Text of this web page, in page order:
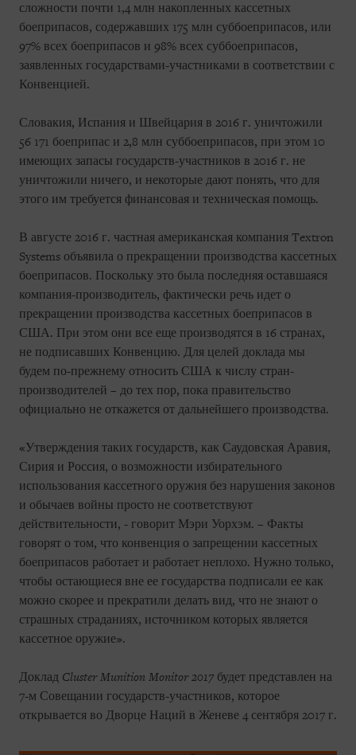
сложности почти 1,4 млн накопленных кассетных
боеприпасов, содержавших 175 млн суббоеприпасов, или
97% всех боеприпасов и 98% всех суббоеприпасов,
заявленных государствами-участниками в соответствии с
Конвенцией.
Словакия, Испания и Швейцария в 2016 г. уничтожили
56 171 боеприпас и 2,8 млн суббоеприпасов, при этом 10
имеющих запасы государств-участников в 2016 г. не
уничтожили ничего, и некоторые дают понять, что для
этого им требуется финансовая и техническая помощь.
В августе 2016 г. частная американская компания Textron
Systems объявила о прекращении производства кассетных
боеприпасов. Поскольку это была последняя оставшаяся
компания-производитель, фактически речь идет о
прекращении производства кассетных боеприпасов в
США. При этом они все еще производятся в 16 странах,
не подписавших Конвенцию. Для целей доклада мы
будем по-прежнему относить США к числу стран-
производителей – до тех пор, пока правительство
официально не откажется от дальнейшего производства.
«Утверждения таких государств, как Саудовская Аравия,
Сирия и Россия, о возможности избирательного
использования кассетного оружия без нарушения законов
и обычаев войны просто не соответствуют
действительности, - говорит Мэри Уорхэм. – Факты
говорят о том, что конвенция о запрещении кассетных
боеприпасов работает и работает неплохо. Нужно только,
чтобы остающиеся вне ее государства подписали ее как
можно скорее и прекратили делать вид, что не знают о
страшных страданиях, источником которых является
кассетное оружие».
Доклад Cluster Munition Monitor2017 будет представлен на
7-м Совещании государств-участников, которое
открывается во Дворце Наций в Женеве 4 сентября 2017 г.